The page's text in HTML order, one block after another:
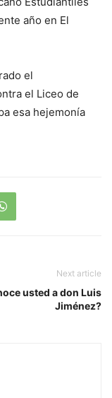
año en El
el
el Liceo de
esa hejemonía
Next article
usted a don Luis
Jiménez?